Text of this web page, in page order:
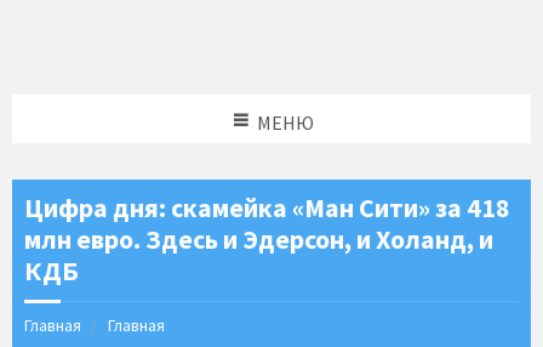
МЕНЮ
Цифра дня: скамейка «Ман Сити» за 418
млн евро. Здесь и Эдерсон, и Холанд, и
КДБ
Главная Главная